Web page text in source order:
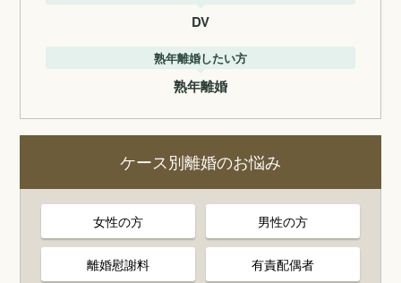
DV
熟年離婚したい方
熟年離婚
ケース別離婚のお悩み
女性の方 男性の方
離婚慰謝料 有責配偶者